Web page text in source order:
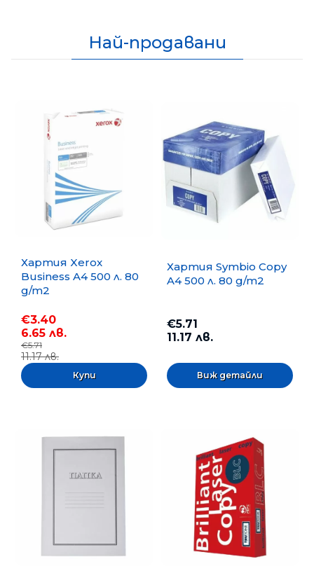
Най-продавани
Хартия Xerox
Business A4 500 л. 80
g/m2
€3.40
6.65 лв.
€5.71
11.17 лв.
Хартия Symbio Copy
A4 500 л. 80 g/m2
€5.71
11.17 лв.
Виж детайли